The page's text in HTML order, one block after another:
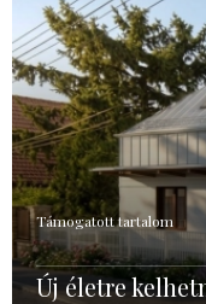
Támogatott tartalom
Új életre